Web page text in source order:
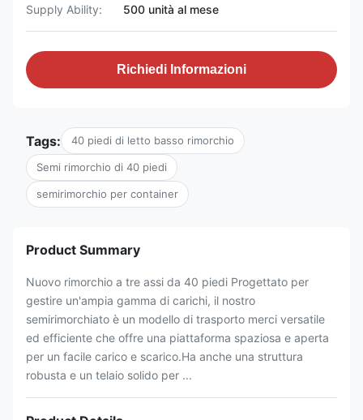
Supply Ability:
500 unità al mese
Richiedi Informazioni
Tags: 40 piedi di letto basso rimorchio
Semi rimorchio di 40 piedi
semirimorchio per container
Product Summary
Nuovo rimorchio a tre assi da 40 piedi Progettato per
gestire un'ampia gamma di carichi, il nostro
semirimorchiato è un modello di trasporto merci versatile
ed efficiente che offre una piattaforma spaziosa e aperta
per un facile carico e scarico.Ha anche una struttura
robusta e un telaio solido per ...